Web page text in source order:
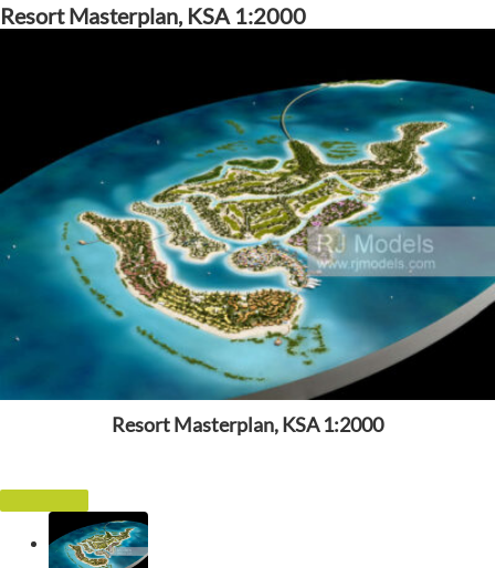
Resort Masterplan, KSA 1:2000
Resort Masterplan, KSA 1:2000